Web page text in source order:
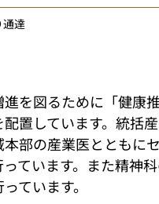
通達
を図るために「健康
置しています。統括
部の産業医とともに
ています。また精神
ています。